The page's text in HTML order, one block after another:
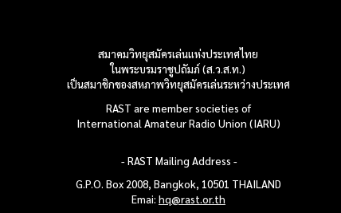
สมาคมวิทยุสมัครเล่นแห่งประเทศไทย
ในพระบรมราชูปถัมภ์ (ส.ว.ส.ท.)
เป็นสมาชิกของสหภาพวิทยุสมัครเล่นระหว่างประเทศ
RAST are member societies of
International Amateur Radio Union (IARU)
- RAST Mailing Address -
G.P.O. Box 2008, Bangkok, 10501 THAILAND
Emai: hq@rast.or.th